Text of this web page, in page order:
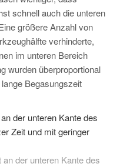
schnell auch die unteren
größere Anzahl von
verhinderte,
im unteren Bereich
wurden überproportional
Begasungszeit
der unteren Kante des